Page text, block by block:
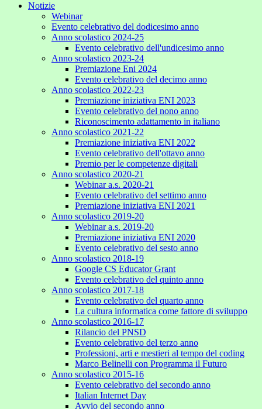
Notizie
Webinar
Evento celebrativo del dodicesimo anno
Anno scolastico 2024-25
Evento celebrativo dell'undicesimo anno
Anno scolastico 2023-24
Premiazione Eni 2024
Evento celebrativo del decimo anno
Anno scolastico 2022-23
Premiazione iniziativa ENI 2023
Evento celebrativo del nono anno
Riconoscimento adattamento in italiano
Anno scolastico 2021-22
Premiazione iniziativa ENI 2022
Evento celebrativo dell'ottavo anno
Premio per le competenze digitali
Anno scolastico 2020-21
Webinar a.s. 2020-21
Evento celebrativo del settimo anno
Premiazione iniziativa ENI 2021
Anno scolastico 2019-20
Webinar a.s. 2019-20
Premiazione iniziativa ENI 2020
Evento celebrativo del sesto anno
Anno scolastico 2018-19
Google CS Educator Grant
Evento celebrativo del quinto anno
Anno scolastico 2017-18
Evento celebrativo del quarto anno
La cultura informatica come fattore di sviluppo
Anno scolastico 2016-17
Rilancio del PNSD
Evento celebrativo del terzo anno
Professioni, arti e mestieri al tempo del coding
Marco Belinelli con Programma il Futuro
Anno scolastico 2015-16
Evento celebrativo del secondo anno
Italian Internet Day
Avvio del secondo anno